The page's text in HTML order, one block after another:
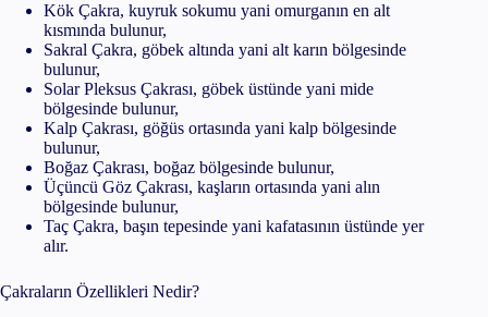
Kök Çakra, kuyruk sokumu yani omurganın en alt
kısmında bulunur,
Sakral Çakra, göbek altında yani alt karın bölgesinde
bulunur,
Solar Pleksus Çakrası, göbek üstünde yani mide
bölgesinde bulunur,
Kalp Çakrası, göğüs ortasında yani kalp bölgesinde
bulunur,
Boğaz Çakrası, boğaz bölgesinde bulunur,
Üçüncü Göz Çakrası, kaşların ortasında yani alın
bölgesinde bulunur,
Taç Çakra, başın tepesinde yani kafatasının üstünde yer
alır.
Çakraların Özellikleri Nedir?